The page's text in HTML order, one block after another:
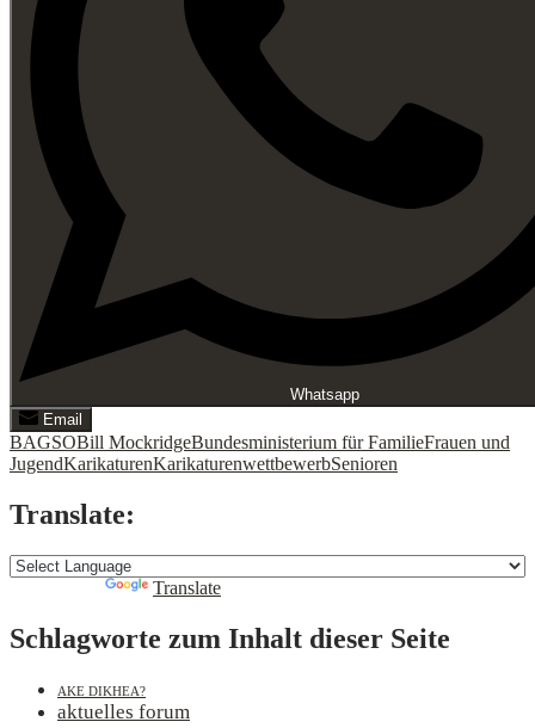
Whatsapp
Email
BAGSOBill MockridgeBundesministerium für FamilieFrauen und
JugendKarikaturenKarikaturenwettbewerbSenioren
Translate:
Translate
Schlagworte zum Inhalt dieser Seite
AKE DIKHEA?
aktuelles forum